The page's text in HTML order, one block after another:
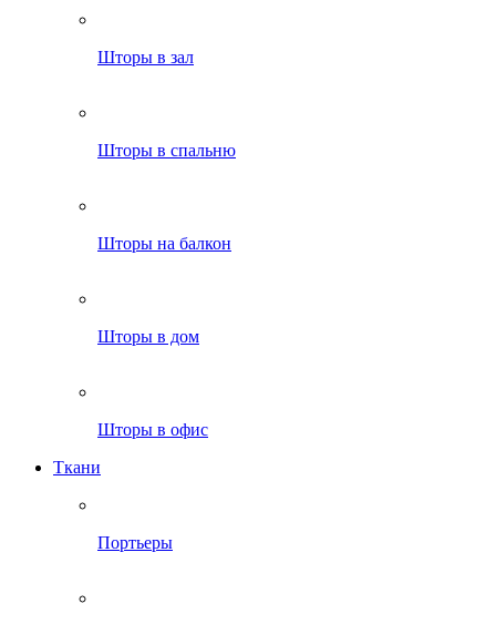
Шторы в зал
Шторы в спальню
Шторы на балкон
Шторы в дом
Шторы в офис
Ткани
Портьеры